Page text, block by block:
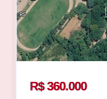
R$ 360.000